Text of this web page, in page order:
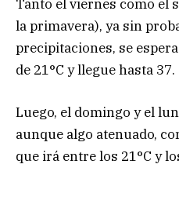
Tanto el viernes como el
la primavera), ya sin
precipitaciones, se
de 21°C y llegue hasta 37.
Luego, el domingo y el
aunque algo atenuado,
que irá entre los 21°C y